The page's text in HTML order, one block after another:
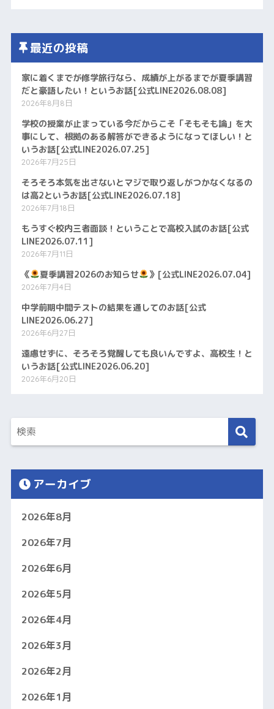
最近の投稿
家に着くまでが修学旅行なら、成績が上がるまでが夏季講習
だと豪語したい！というお話[公式LINE2026.08.08]
2026年8月8日
学校の授業が止まっている今だからこそ「そもそも論」を大
事にして、根拠のある解答ができるようになってほしい！と
いうお話[公式LINE2026.07.25]
2026年7月25日
そろそろ本気を出さないとマジで取り返しがつかなくなるの
は高2というお話[公式LINE2026.07.18]
2026年7月18日
もうすぐ校内三者面談！ということで高校入試のお話[公式
LINE2026.07.11]
2026年7月11日
《 夏季講習2026のお知らせ 》[公式LINE2026.07.04]
2026年7月4日
中学前期中間テストの結果を通してのお話[公式
LINE2026.06.27]
2026年6月27日
遠慮せずに、そろそろ覚醒しても良いんですよ、高校生！と
いうお話[公式LINE2026.06.20]
2026年6月20日
アーカイブ
2026年8月
2026年7月
2026年6月
2026年5月
2026年4月
2026年3月
2026年2月
2026年1月